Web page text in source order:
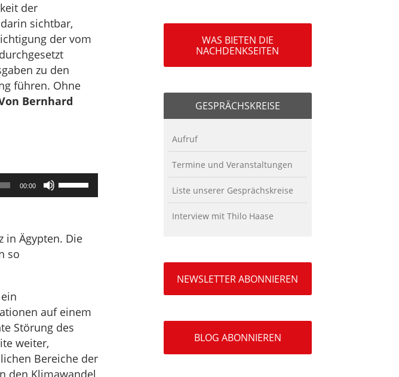
der
sichtbar,
der vom
zu den
führen. Ohne
Bernhard
00:00
Pfeiltasten
Hoch/Runter
die
in Ägypten. Die
so
auf einem
Störung des
weiter,
Bereiche der
den Klimawandel
WAS BIETEN DIE
NACHDENKSEITEN
GESPRÄCHSKREISE
Aufruf
Termine und Veranstaltungen
Liste unserer Gesprächskreise
Interview mit Thilo Haase
NEWSLETTER ABONNIEREN
BLOG ABONNIEREN